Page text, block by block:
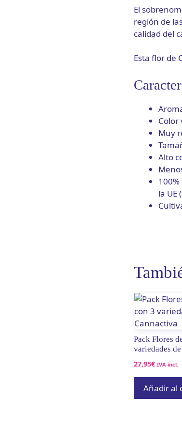
El
región de
calidad del
Esta flor de
Color
Muy
Alto
la UE
Pack Flores
variedades
27,95€ IVA incl.
Añadir al